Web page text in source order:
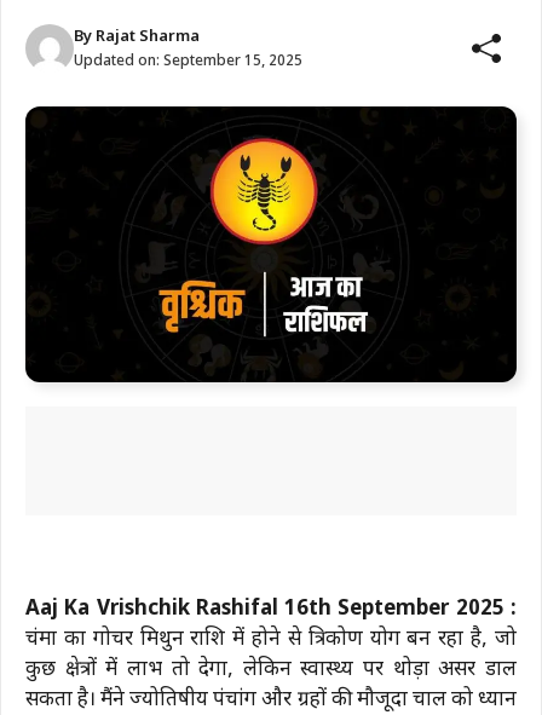
By Rajat Sharma
Updated on: September 15, 2025
Aaj Ka Vrishchik Rashifal 16th September 2025 :
चंद्रमा का गोचर मिथुन राशि में होने से त्रिकोण योग बन रहा है, जो
कुछ क्षेत्रों में लाभ तो देगा, लेकिन स्वास्थ्य पर थोड़ा असर डाल
सकता है। मैंने ज्योतिषीय पंचांग और ग्रहों की मौजूदा चाल को ध्यान